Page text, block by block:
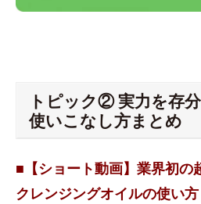
トピック② 実力を存
使いこなし方まとめ
■【ショート動画】業界初の
クレンジングオイルの使い方